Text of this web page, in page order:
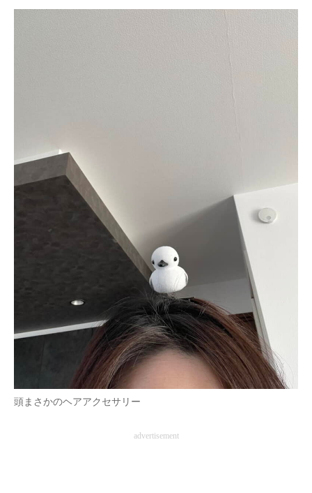
頭まさかのヘアアクセサリー
advertisement